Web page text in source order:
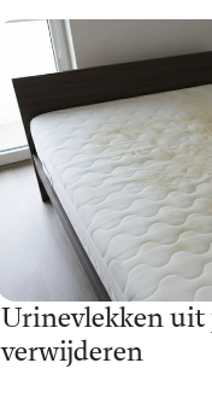
Urinevlekken uit
verwijderen